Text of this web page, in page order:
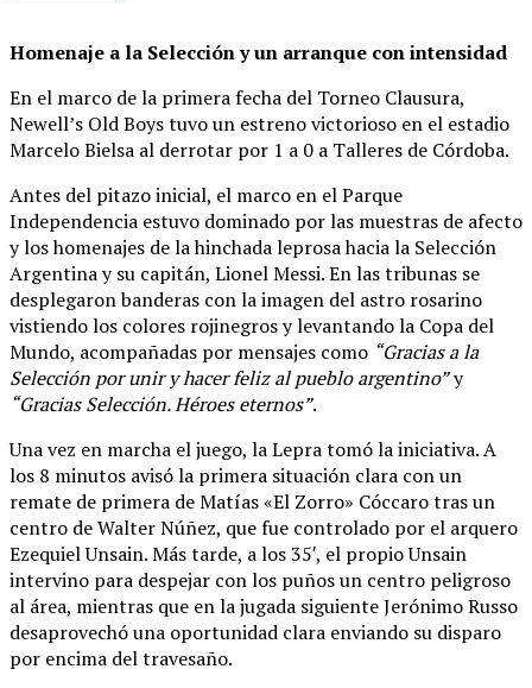
Homenaje a la Selección y un arranque con intensidad
En el marco de la primera fecha del Torneo Clausura,
Newell’s Old Boys tuvo un estreno victorioso en el estadio
Marcelo Bielsa al derrotar por 1 a 0 a Talleres de Córdoba.
Antes del pitazo inicial, el marco en el Parque
Independencia estuvo dominado por las muestras de afecto
y los homenajes de la hinchada leprosa hacia la Selección
Argentina y su capitán, Lionel Messi. En las tribunas se
desplegaron banderas con la imagen del astro rosarino
vistiendo los colores rojinegros y levantando la Copa del
Mundo, acompañadas por mensajes como “Gracias a la
Selección por unir y hacer feliz al pueblo argentino”y
“Gracias Selección. Héroes eternos”.
Una vez en marcha el juego, la Lepra tomó la iniciativa. A
los 8 minutos avisó la primera situación clara con un
remate de primera de Matías «El Zorro» Cóccaro tras un
centro de Walter Núñez, que fue controlado por el arquero
Ezequiel Unsain. Más tarde, a los 35′, el propio Unsain
intervino para despejar con los puños un centro peligroso
al área, mientras que en la jugada siguiente Jerónimo Russo
desaprovechó una oportunidad clara enviando su disparo
por encima del travesaño.